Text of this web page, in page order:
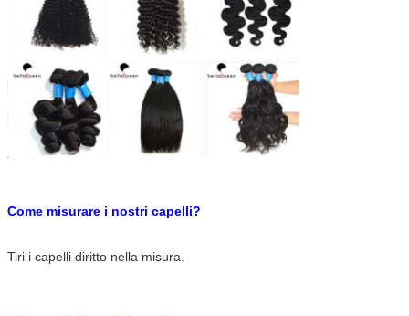
Come misurare i nostri capelli?
Tiri i capelli diritto nella misura.